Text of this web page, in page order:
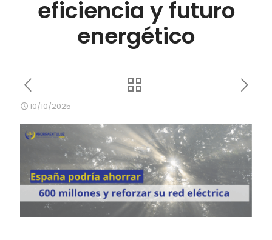
eficiencia y futuro
energético
10/10/2025